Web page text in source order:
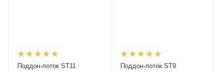
Поддон-лоток ST11 Поддон-лоток ST9